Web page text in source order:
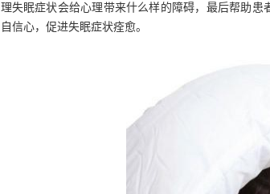
理失眠症状会给心理带来什么样的障碍，最后帮助
自信心，促进失眠症状痊愈。